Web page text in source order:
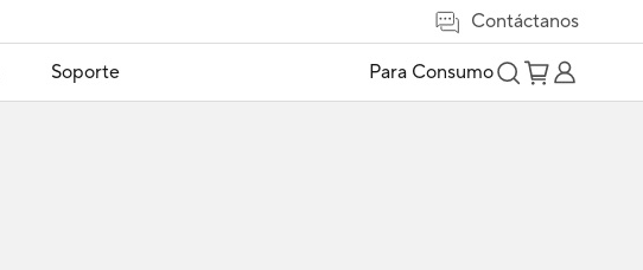
Contáctanos
Soporte Para Consumo